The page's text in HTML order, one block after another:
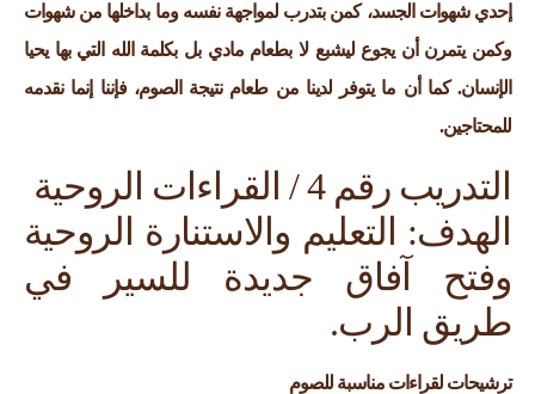
إحدي شهوات الجسد، كمن بتدرب لمواجهة نفسه وما بداخلها من شهوات
وكمن يتمرن أن يجوع ليشبع لا بطعام مادي بل بكلمة الله التي بها يحيا
الإنسان. كما أن ما يتوفر لدينا من طعام نتيجة الصوم، فإننا إنما نقدمه
للمحتاجين.
التدريب رقم 4 / القراءات الروحية
الهدف: التعليم والاستنارة الروحية
وفتح آفاق جديدة للسير في
طريق الرب.
ترشيحات لقراءات مناسبة للصوم